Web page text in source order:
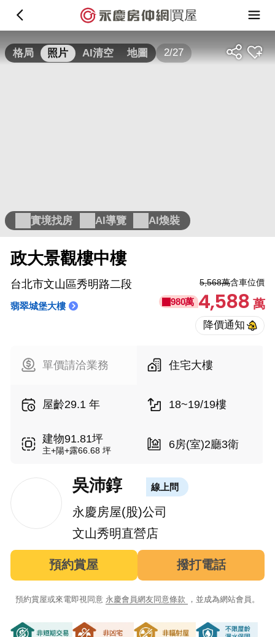
買屋
格局 照片 AI清空 地圖 2/27
實境找房 AI導覽 AI煥裝
政大景觀樓中樓
台北市文山區秀明路二段
翡翠城堡大樓
5,568萬含車位價
980萬 4,588萬
單價請洽業務 住宅大樓
屋齡29.1 年 18~19/19樓
建物91.81坪
主+陽+露66.68 坪 6房(室)2廳3衛
吳沛錞 線上問
永慶房屋(股)公司
文山秀明直營店
預約賞屋 撥打電話
預約賞屋或來電即視同意 永慶會員網友同意條款 ，並成為網站會員。